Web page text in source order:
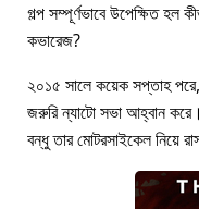
গল্প সম্পূর্ণভাবে উপেক্ষিত
কভারেজ?
২০১৫ সালে কয়েক সপ্তাহ
জরুরি ন্যাটো সভা আহ্বান
বন্ধু তার মোটরসাইকেল নিয়ে